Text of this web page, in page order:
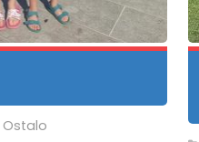
Ostalo